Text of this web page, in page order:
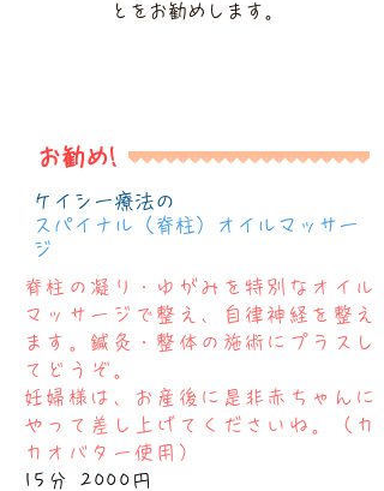
とをお勧めします。
お勧め!
ケイシー療法の
スパイナル（脊柱）オイルマッサー
ジ
脊柱の凝り・ゆがみを特別なオイル
マッサージで整え、自律神経を整え
ます。鍼灸・整体の施術にプラスし
てどうぞ。
妊婦様は、お産後に是非赤ちゃんに
やって差し上げてくださいね。（カ
カオバター使用）
15分 2000円